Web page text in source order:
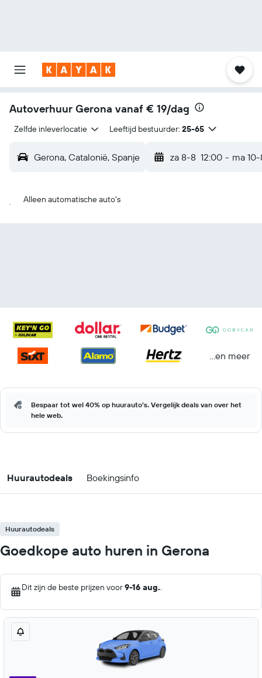
Autoverhuur Gerona vanaf € 19/dag
Zelfde inleverlocatie Leeftijd bestuurder: 25-65
Gerona, Catalonië, Spanje za 8-8 12:00 - ma
Alleen automatische auto's
...en meer
Bespaar tot wel 40% op huurauto's. Vergelijk deals van over het
hele web.
Huurautodeals Boekingsinfo
Huurautodeals
Goedkope auto huren in Gerona
Dit zijn de beste prijzen voor9-16 aug..